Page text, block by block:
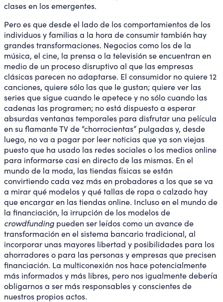
clases en los emergentes.
Pero es que desde el lado de los comportamientos de los
individuos y familias a la hora de consumir también hay
grandes transformaciones. Negocios como los de la
música, el cine, la prensa o la televisión se encuentran en
medio de un proceso disruptivo al que las empresas
clásicas parecen no adaptarse. El consumidor no quiere 12
canciones, quiere sólo las que le gustan; quiere ver las
series que sigue cuando le apetece y no sólo cuando las
cadenas las programen; no está dispuesto a esperar
absurdas ventanas temporales para disfrutar una película
en su flamante TV de “chorrocientas” pulgadas y, desde
luego, no va a pagar por leer noticias que ya son viejas
puesto que ha usado las redes sociales o los medios online
para informarse casi en directo de las mismas. En el
mundo de la moda, las tiendas físicas se están
convirtiendo cada vez más en probadores a los que se va
a mirar qué modelos y qué tallas de ropa o calzado hay
que encargar en las tiendas online. Incluso en el mundo de
la financiación, la irrupción de los modelos de
crowdfunding pueden ser leídos como un avance de
transformación en el sistema bancario tradicional, al
incorporar unas mayores libertad y posibilidades para los
ahorradores o para las personas y empresas que precisen
financiación. La multiconexión nos hace potencialmente
más informados y más libres, pero nos igualmente debería
obligarnos a ser más responsables y conscientes de
nuestros propios actos.